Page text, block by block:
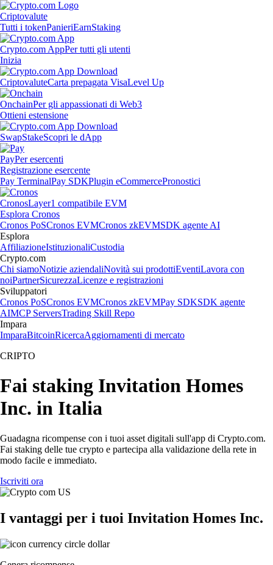
Criptovalute
Tutti i tokenPanieriEarnStaking
Crypto.com AppPer tutti gli utenti
Inizia
CriptovaluteCarta prepagata VisaLevel Up
OnchainPer gli appassionati di Web3
Ottieni estensione
SwapStakeScopri le dApp
PayPer esercenti
Registrazione esercente
Pay TerminalPay SDKPlugin eCommercePronostici
CronosLayer1 compatibile EVM
Esplora Cronos
Cronos PoSCronos EVMCronos zkEVMSDK agente AI
Esplora
AffiliazioneIstituzionaliCustodia
Crypto.com
Chi siamoNotizie aziendaliNovità sui prodottiEventiLavora con
noiPartnerSicurezzaLicenze e registrazioni
Sviluppatori
Cronos PoSCronos EVMCronos zkEVMPay SDKSDK agente
AIMCP ServersTrading Skill Repo
Impara
ImparaBitcoinRicercaAggiornamenti di mercato
CRIPTO
Fai staking Invitation Homes
Inc. in Italia
Guadagna ricompense con i tuoi asset digitali sull'app di Crypto.com.
Fai staking delle tue crypto e partecipa alla validazione della rete in
modo facile e immediato.
Iscriviti ora
I vantaggi per i tuoi Invitation Homes Inc.